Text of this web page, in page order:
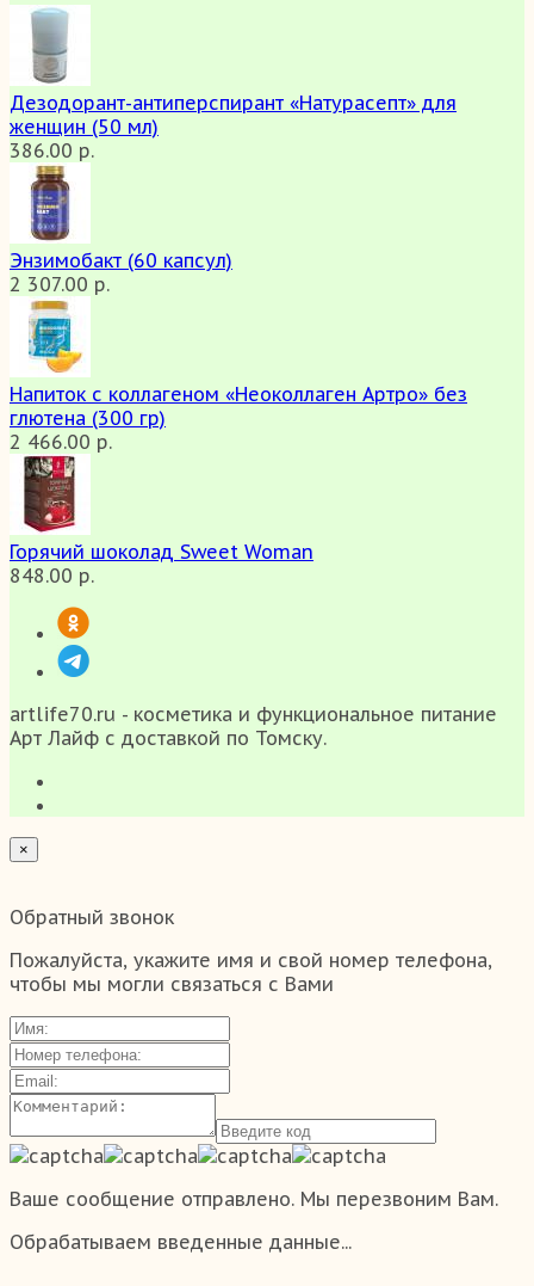
Дезодорант-антиперспирант «Натурасепт» для
женщин (50 мл)
386.00 р.
Энзимобакт (60 капсул)
2 307.00 р.
Напиток с коллагеном «Неоколлаген Артро» без
глютена (300 гр)
2 466.00 р.
Горячий шоколад Sweet Woman
848.00 р.
artlife70.ru - косметика и функциональное питание
Арт Лайф с доставкой по Томску.
×
Обратный звонок
Пожалуйста, укажите имя и свой номер телефона,
чтобы мы могли связаться с Вами
Ваше сообщение отправлено. Мы перезвоним Вам.
Обрабатываем введенные данные...